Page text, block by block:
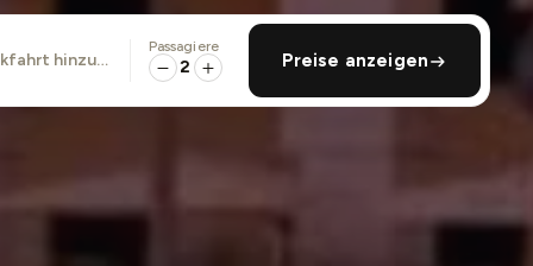
hinzufügen
Passagiere
2 Preise anzeigen